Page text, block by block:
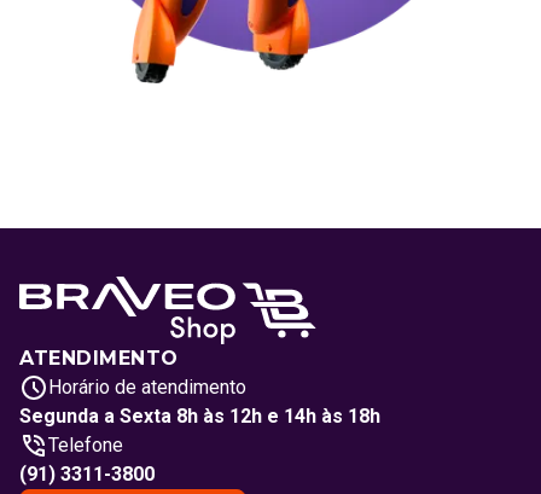
ATENDIMENTO
Horário de atendimento
Segunda a Sexta 8h às 12h e 14h às 18h
Telefone
(91) 3311-3800